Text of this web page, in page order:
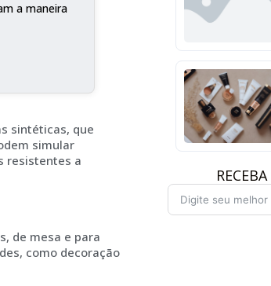
a maneira
sintéticas, que
simular
resistentes a
de mesa e para
como decoração